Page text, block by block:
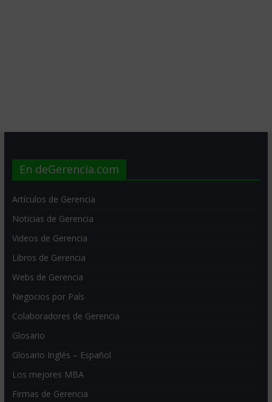
En deGerencia.com
Artículos de Gerencia
Noticias de Gerencia
Videos de Gerencia
Libros de Gerencia
Webs de Gerencia
Negocios por País
Colaboradores de Gerencia
Glosario
Glosario Inglés – Español
Los mejores MBA
Firmas de Gerencia